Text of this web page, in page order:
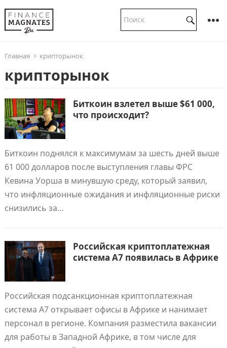
Главная крипторынок
крипторынок
Биткоин взлетел выше $61 000,
что происходит?
Биткоин поднялся к максимумам за шесть дней выше
61 000 долларов после выступления главы ФРС
Кевина Уорша в минувшую среду, который заявил,
что инфляционные ожидания и инфляционные риски
снизились за…
Российская криптоплатежная
система A7 появилась в Африке
Российская подсанкционная криптоплатежная
система A7 открывает офисы в Африке и нанимает
персонал в регионе. Компания разместила вакансии
для работы в Западной Африке, в том числе для